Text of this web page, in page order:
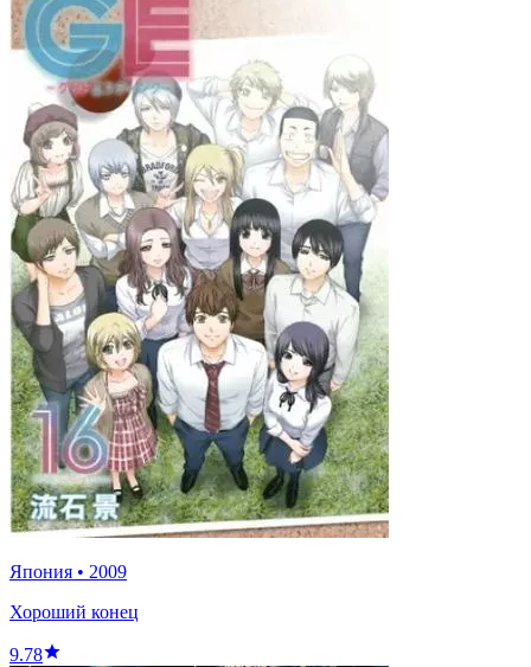
Япония • 2009
Хороший конец
9.78